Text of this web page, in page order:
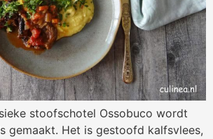
stoofschotel Ossobuco wordt
gemaakt. Het is gestoofd kalfsvlees,